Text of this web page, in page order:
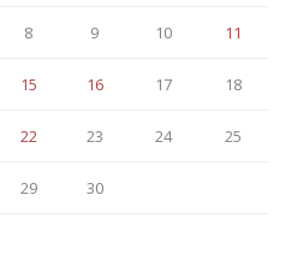
8 9 10 11
15 16 17 18
22 23 24 25
29
30